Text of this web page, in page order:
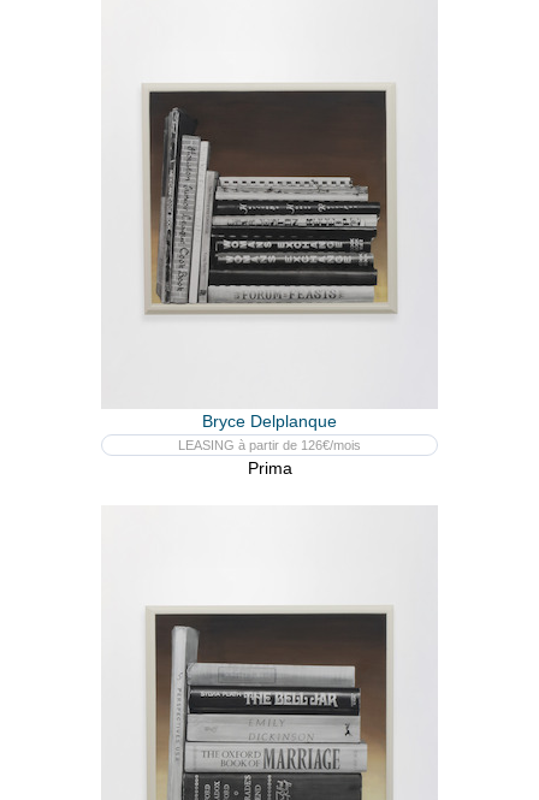
Bryce Delplanque
LEASING à partir de 126€/mois
Prima